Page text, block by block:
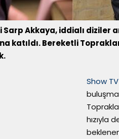
Sarp Akkaya, iddialı diziler
katıldı. Bereketli
Show TV
hızıyla